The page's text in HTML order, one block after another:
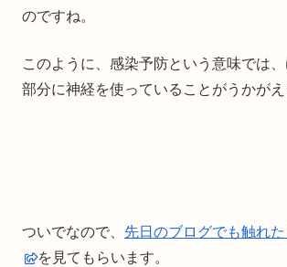
のですね。
このように、感染予防という意味では
部分に神経を使っていることがうかがえ
ついでなので、 先日のブログでも触れ
を見てもらいます。